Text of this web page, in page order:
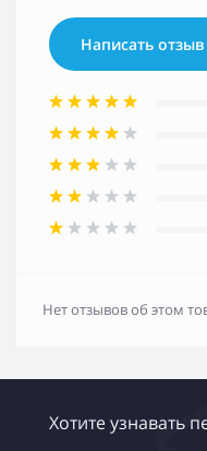
Написать отзыв
Нет отзывов об этом
Хотите узнавать